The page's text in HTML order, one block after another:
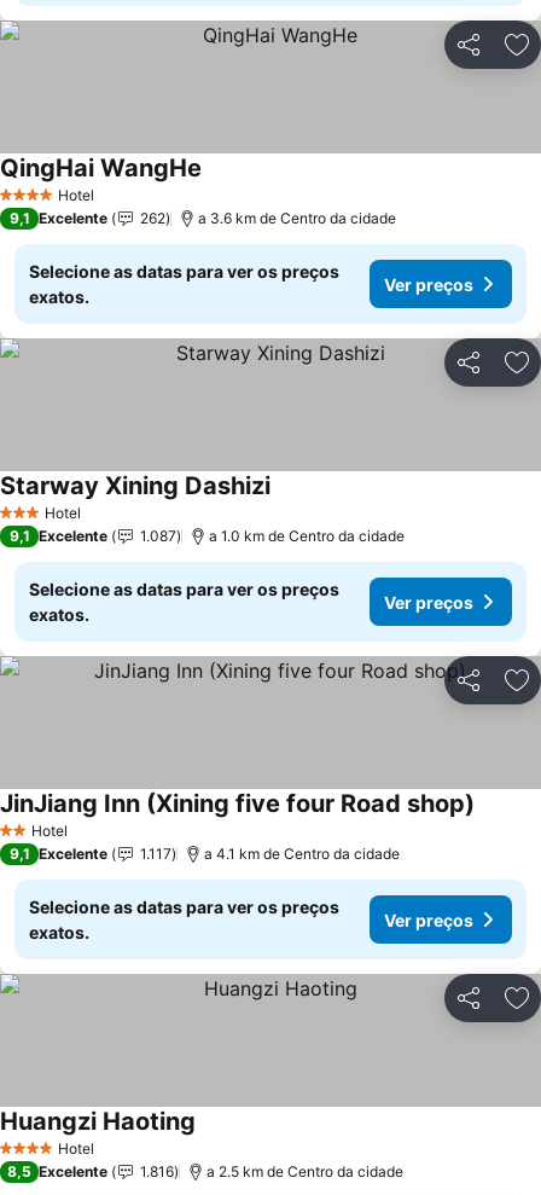
Partilhar
4 EstrelasHotel
QingHai WangHe
9,1 Excelente 262 a 3.6 km de Centro da cidade
Selecione as datas para ver os preços
exatos.
Ver preços
Partilhar
3 EstrelasHotel
Starway Xining Dashizi
9,1 Excelente 1.087 a 1.0 km de Centro da cidade
Selecione as datas para ver os preços
exatos.
Ver preços
Partilhar
2 Estrelas
Hotel
JinJiang Inn (Xining five four Road shop)
9,1 Excelente 1.117 a 4.1 km de Centro da cidade
Selecione as datas para ver os preços
exatos.
Ver preços
Partilhar
4 EstrelasHotel
Huangzi Haoting
8,5 Excelente 1.816 a 2.5 km de Centro da cidade